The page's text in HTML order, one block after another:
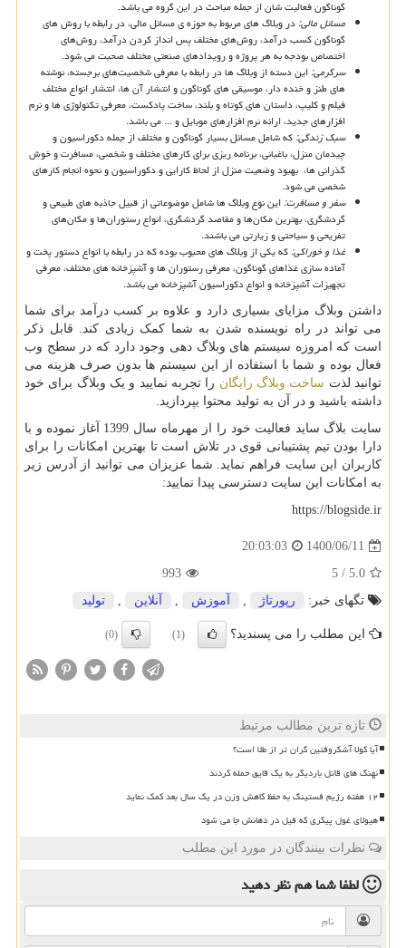
گوناگون فعالیت شان از جمله مباحث در این گروه می باشد.
مسائل مالی:در وبلاگ های مربوط به حوزه ی مسائل مالی، در رابطه با روش های
گوناگون کسب درآمد، روش‌های مختلف پس انداز کردن درآمد، روش‌های
اختصاص بودجه به هر پروژه و رویدادهای صنعتی مختلف صحبت می شود.
سرگرمی:این دسته از وبلاگ ها در رابطه با معرفی شخصیت‌های برجسته، نوشته
های طنز و خنده دار، موسیقی های گوناگون و انتشار آن ها، انتشار انواع مختلف
فیلم و کلیپ، داستان ‌های کوتاه و بلند، ساخت پادکست، معرفی تکنولوژی ها و نرم
افزارهای جدید، ارائه نرم افزارهای موبایل و ... می باشد.
سبک زندگی:که شامل مسائل بسیار گوناگون و مختلف از جمله دکوراسیون و
چیدمان منزل، باغبانی، برنامه ریزی برای کارهای مختلف و شخصی، مسافرت و خوش
گذرانی ها، بهبود وضعیت منزل از لحاظ کارایی و دکوراسیون و نحوه انجام کارهای
شخصی می شود.
سفر و مسافرت:این نوع وبلاگ ها شامل موضوعاتی از قبیل جاذبه های طبیعی و
گردشگری، بهترین مکان‌ها و مقاصد گردشگری، انواع رستوران‌ها و مکان‌های
تفریحی و سیاحتی و زیارتی می باشند.
غذا و خوراکی:که یکی از وبلاگ های محبوب بوده که در رابطه با انواع دستور پخت و
آماده سازی غذاهای گوناگون، معرفی رستوران ها و آشپزخانه های مختلف، معرفی
تجهیزات آشپزخانه و انواع دکوراسیون آشپزخانه می باشد.
داشتن وبلاگ مزایای بسیاری دارد و علاوه بر کسب درآمد برای شما
می تواند در راه نویسنده شدن به شما کمک زیادی کند. قابل ذکر
است که امروزه سیستم های وبلاگ دهی وجود دارد که در سطح وب
فعال بوده و شما با استفاده از این سیستم ها بدون صرف هزینه می
توانید لذت ساخت وبلاگ رایگان را تجربه نمایید و یک وبلاگ برای خود
داشته باشید و در آن به تولید محتوا بپردازید.
سایت بلاگ ساید فعالیت خود را از مهرماه سال 1399 آغاز نموده و با
دارا بودن تیم پشتیبانی قوی در تلاش است تا بهترین امکانات را برای
کاربران این سایت فراهم نماید. شما عزیزان می توانید از آدرس زیر
به امکانات این سایت دسترسی پیدا نمایید:
https://blogside.ir
1400/06/11
20:03:03
5.0
/
5
993
تگهای خبر:
رپورتاژ , آموزش , آنلاین , تولید
این مطلب را می پسندید؟ (1)
(0)
تازه ترین مطالب مرتبط
آیا کولا آشکروفتین گران تر از طلا است؟
نهنگ های قاتل باردیگر به یک قایق حمله کردند
۱۲ هفته رژیم فستینگ به حفظ کاهش وزن در یک سال بعد کمک نماید
هیولای غول پیکری که فیل در دهانش جا می شود
نظرات بینندگان در مورد این مطلب
لطفا شما همنظر دهید